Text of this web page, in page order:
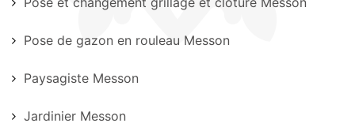
Pose de gazon en rouleau Messon
Paysagiste Messon
Jardinier Messon